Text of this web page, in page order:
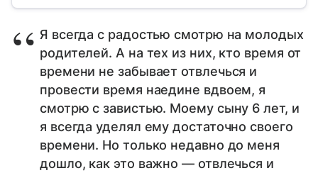
Я всегда с радостью смотрю на молодых
родителей. А на тех из них, кто время от
времени не забывает отвлечься и
провести время наедине вдвоем, я
смотрю с завистью. Моему сыну 6 лет, и
я всегда уделял ему достаточно своего
времени. Но только недавно до меня
дошло, как это важно — отвлечься и